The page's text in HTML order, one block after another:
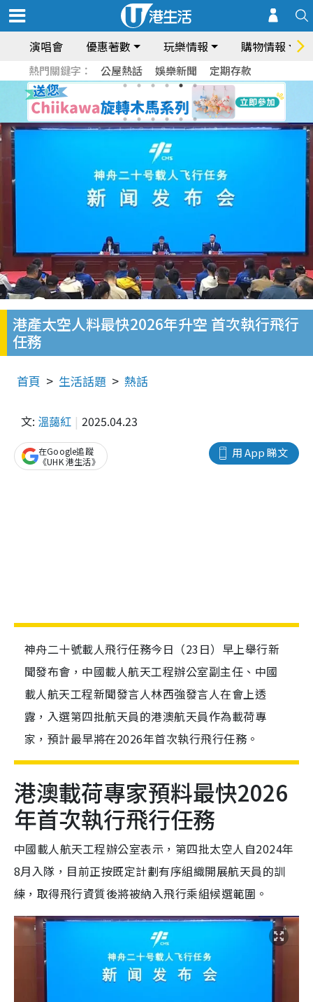
演唱會 優惠著數 玩樂情報 購物情報
熱門關鍵字： 公屋熱話 娛樂新聞 定期存款
港產太空人料最快2026年升空 首次執行飛行
任務
首頁 生活話題 熱話
文: 溫藹紅 2025.04.23
用 App 睇文
在Google追蹤
《UHK 港生活》
神舟二十號載人飛行任務今日（23日）早上舉行新
聞發布會，中國載人航天工程辦公室副主任、中國
載人航天工程新聞發言人林西強發言人在會上透
露，入選第四批航天員的港澳航天員作為載荷專
家，預計最早將在2026年首次執行飛行任務。
港澳載荷專家預料最快2026
年首次執行飛行任務
中國載人航天工程辦公室表示，第四批太空人自2024年
8月入隊，目前正按既定計劃有序組織開展航天員的訓
練，取得飛行資質後將被納入飛行乘組候選範圍。